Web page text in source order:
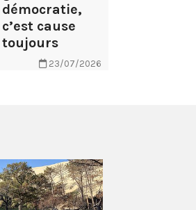
démocratie,
c’est cause
toujours
23/07/2026